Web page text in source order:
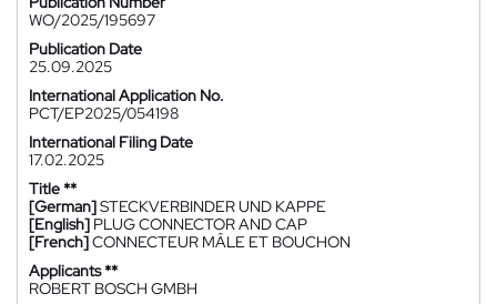
WO/2025/195697
Publication Date
25.09.2025
International Application No.
PCT/EP2025/054198
International Filing Date
17.02.2025
Title **
[German]STECKVERBINDER UND KAPPE
[English] PLUG CONNECTOR AND CAP
[French]CONNECTEUR MÂLE ET BOUCHON
Applicants **
ROBERT BOSCH GMBH